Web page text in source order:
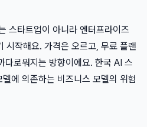
스타트업이 아니라 엔터프라이즈
시작해요. 가격은 오르고, 무료 플랜
다로워지는 방향이에요. 한국 AI 스
에 의존하는 비즈니스 모델의 위험